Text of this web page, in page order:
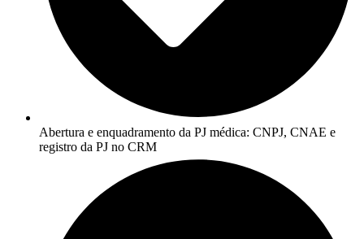
Abertura e enquadramento da PJ médica: CNPJ, CNAE e
registro da PJ no CRM